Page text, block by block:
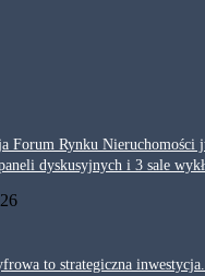
Forum Rynku Nieruchomości
dyskusyjnych i 3 sale
to strategiczna